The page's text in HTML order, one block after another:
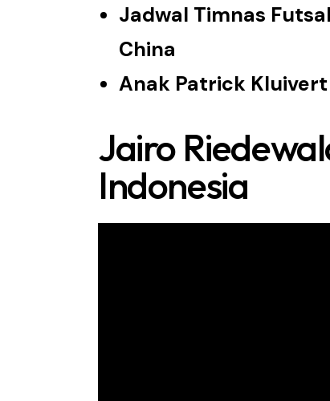
Jadwal Timnas
China
Anak Patrick
Jairo
Indonesia